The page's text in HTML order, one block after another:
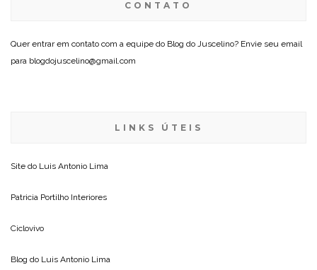
CONTATO
Quer entrar em contato com a equipe do Blog do Juscelino? Envie seu email
para blogdojuscelino@gmail.com
LINKS ÚTEIS
Site do Luis Antonio Lima
Patricia Portilho Interiores
Ciclovivo
Blog do Luis Antonio Lima